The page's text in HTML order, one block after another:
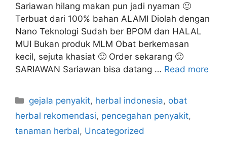
Sariawan hilang makan pun jadi nyaman 🙂
Terbuat dari 100% bahan ALAMI Diolah dengan
Nano Teknologi Sudah ber BPOM dan HALAL
MUI Bukan produk MLM Obat berkemasan
kecil, sejuta khasiat 🙂 Order sekarang 🙂
SARIAWAN Sariawan bisa datang … Read more
C
a
e
gejala penyakit, herbal indonesia, obat
herbal rekomendasi, pencegahan penyakit,
tanaman herbal, Uncategorized